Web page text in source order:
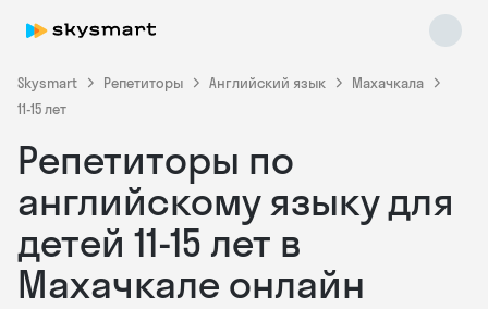
Skysmart Репетиторы Английский язык
Махачкала
11-15 лет
Репетиторы по
английскому языку для
детей 11-15 лет в
Махачкале онлайн
Skysmart Chat